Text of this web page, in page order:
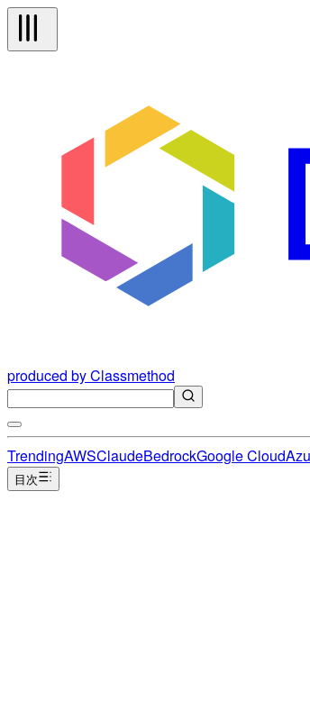
produced by Classmethod
TrendingAWSClaudeBedrockGoogle Cloud
目次